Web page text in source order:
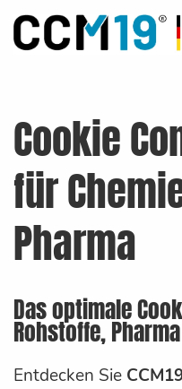
Cookie
für
Pharma
Das optimale
Rohstoffe, Pharma
Entdecken Sie